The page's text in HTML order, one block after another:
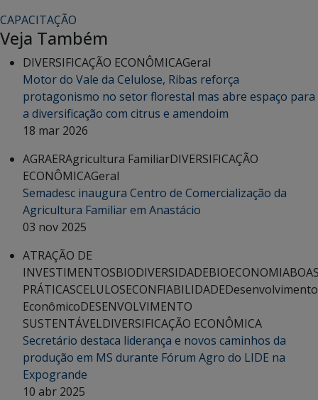
CAPACITAÇÃO
Veja Também
DIVERSIFICAÇÃO ECONÔMICAGeral
Motor do Vale da Celulose, Ribas reforça
protagonismo no setor florestal mas abre espaço para
a diversificação com citrus e amendoim
18 mar 2026
AGRAERAgricultura FamiliarDIVERSIFICAÇÃO
ECONÔMICAGeral
Semadesc inaugura Centro de Comercialização da
Agricultura Familiar em Anastácio
03 nov 2025
ATRAÇÃO DE
INVESTIMENTOSBIODIVERSIDADEBIOECONOMIA
PRÁTICASCELULOSECONFIABILIDADEDesenvolvimento
EconômicoDESENVOLVIMENTO
SUSTENTÁVELDIVERSIFICAÇÃO ECONÔMICA
Secretário destaca liderança e novos caminhos da
produção em MS durante Fórum Agro do LIDE na
Expogrande
10 abr 2025